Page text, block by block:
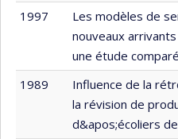
1997
Les modèles de
nouveaux
une étude
1989
Influence de la
la révision de
d&apos;écoliers